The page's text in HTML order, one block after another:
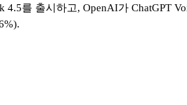
4.5를 출시하고, OpenAI가 ChatGPT